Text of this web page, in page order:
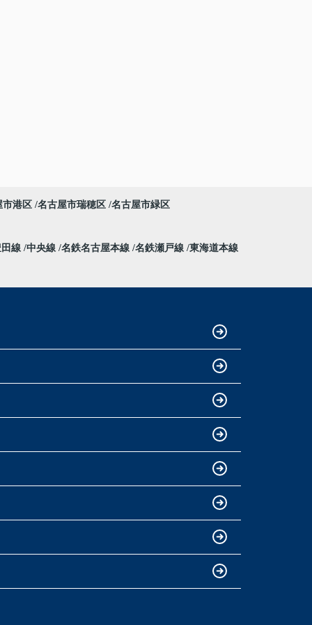
市港区 名古屋市瑞穂区 名古屋市緑区
線 中央線 名鉄名古屋本線 名鉄瀬戸線 東海道本線